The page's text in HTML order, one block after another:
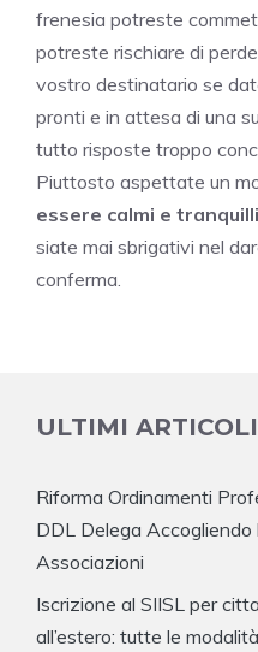
frenesia potreste
potreste rischiare di
vostro destinatario se
pronti e in attesa di una
tutto risposte troppo
Piuttosto aspettate un
essere calmi e tranquilli
siate mai sbrigativi nel
conferma.
ULTIMI ARTICOLI
Riforma Ordinamenti
DDL Delega Accogliendo
Associazioni
Iscrizione al SIISL per
all’estero: tutte le